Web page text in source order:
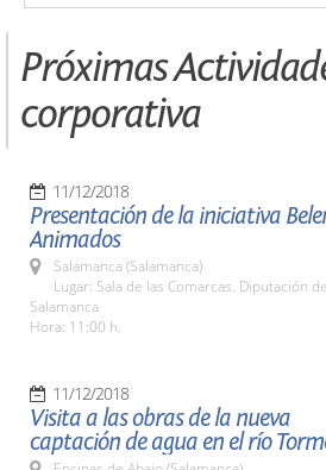
Próximas
corporativa
11/12/2018
Presentación de la iniciativa
Animados
Salamanca (Salamanca)
Lugar: Sala de las Comarcas. Diputación de
Salamanca
Hora: 11:00 h.
11/12/2018
Visita a las obras de la nueva
captación de agua en el río